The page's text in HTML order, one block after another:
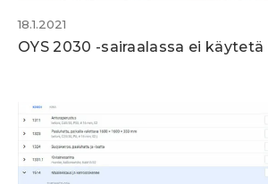
18.1.2021
OYS 2030 -sairaalassa ei